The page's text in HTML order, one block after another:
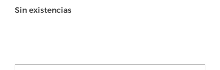
Sin existencias